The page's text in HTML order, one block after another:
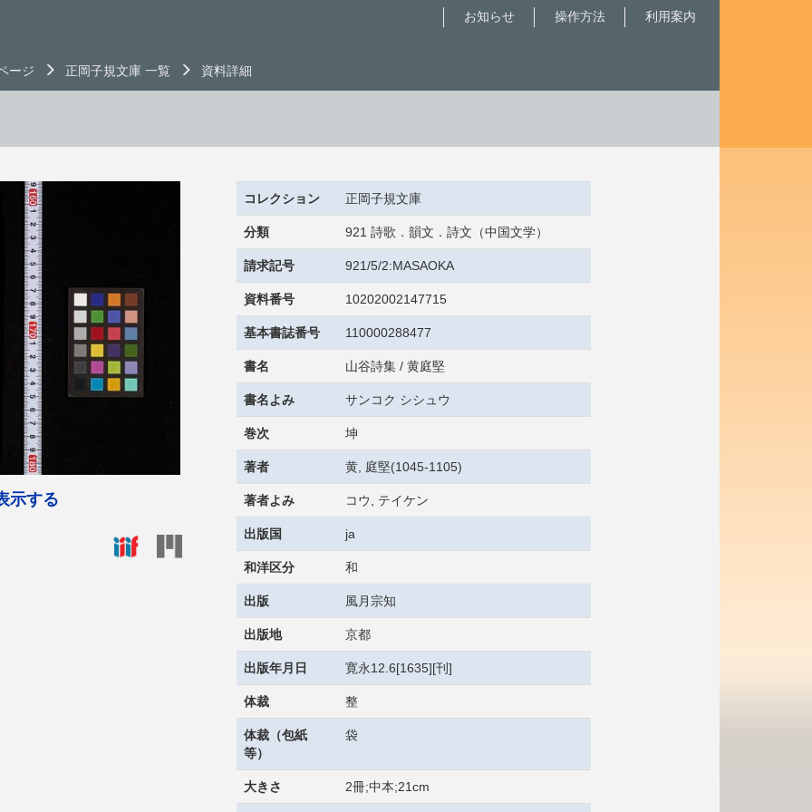
利用案内
操作方法
お知らせ
ージ 正岡子規文庫 一覧 資料詳細
示する
コレクション 正岡子規文庫
分類 921 詩歌．韻文．詩文（中国文学）
請求記号 921/5/2:MASAOKA
資料番号 10202002147715
基本書誌番号 110000288477
書名 山谷詩集 / 黄庭堅
書名よみ サンコク シシュウ
巻次 坤
著者 黄, 庭堅(1045-1105)
著者よみ コウ, テイケン
出版国 ja
和洋区分 和
出版 風月宗知
出版地 京都
出版年月日 寛永12.6[1635][刊]
体裁 整
体裁（包紙
等）
袋
大きさ 2冊;中本;21cm